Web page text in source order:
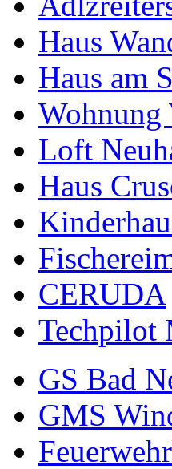
Haus
Haus am
Wohnung
Loft
Haus
CERUDA
Techpilot
GS Bad
GMS